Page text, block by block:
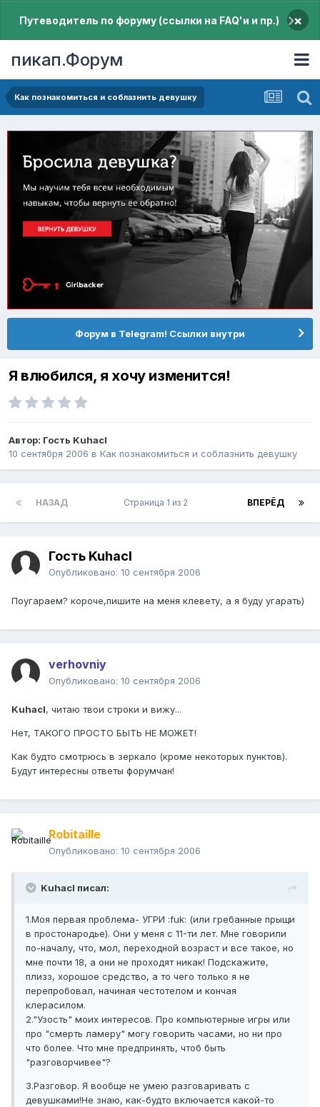
Путеводитель по форуму (ссылки на FAQ'и и пр.) ×
пикап.Форум
Как познакомиться и соблазнить девушку
Форум в Telegram! Ссылки внутри
Я влюбился, я хочу изменится!
Автор: Гость Kuhacl
10 сентября 2006 в Как познакомиться и соблазнить девушку
НАЗАД ВПЕРЁД
Страница 1 из 2
Гость Kuhacl
Опубликовано: 10 сентября 2006
Поугараем? короче,пишите на меня клевету, а я буду угарать)
verhovniy
Опубликовано: 10 сентября 2006
Kuhacl, читаю твои строки и вижу...
Нет, ТАКОГО ПРОСТО БЫТЬ НЕ МОЖЕТ!
Как будто смотрюсь в зеркало (кроме некоторых пунктов).
Будут интересны ответы форумчан!
Robitaille
Опубликовано: 10 сентября 2006
Kuhacl писал:
1.Моя первая проблема- УГРИ :fuk: (или гребанные прыщи
в простонародье). Они у меня с 11-ти лет. Мне говорили
по-началу, что, мол, переходной возраст и все такое, но
мне почти 18, а они не проходят никак! Подскажите,
плизз, хорошое средство, а то чего только я не
перепробовал, начиная честотелом и кончая
клерасилом.
2."Узость" моих интересов. Про компьютерные игры или
про "смерть ламеру" могу говорить часами, но ни про
что более. Что мне предпринять, чтоб быть
"разговорчивее"?
3.Разговор. Я вообще не умею разговаривать с
девушками!Не знаю, как-будто включается какой-то